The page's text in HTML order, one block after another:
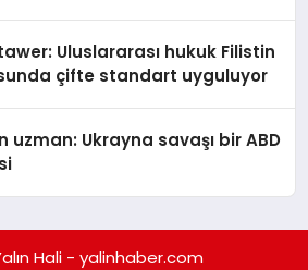
Uluslararası hukuk Filistin
çifte standart uyguluyor
uzman: Ukrayna savaşı bir ABD
Hali - yalinhaber.com